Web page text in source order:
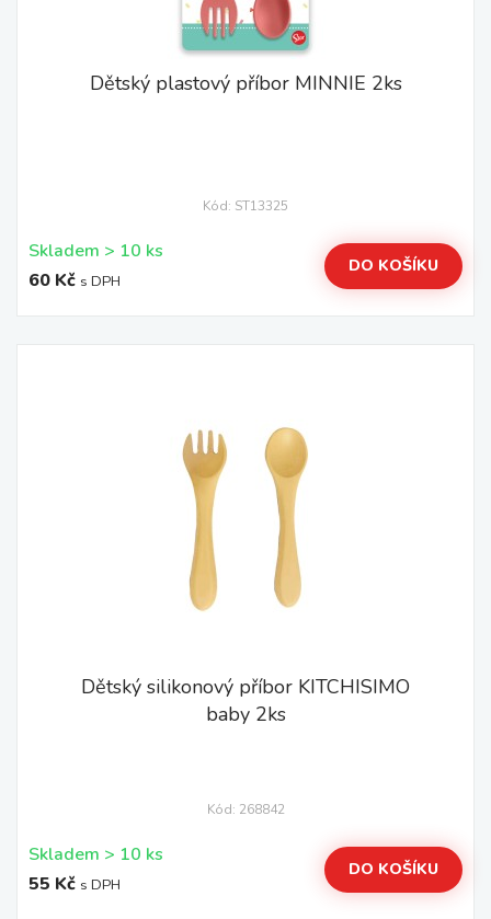
Dětský plastový příbor MINNIE 2ks
Kód: ST13325
Skladem > 10 ks
60 Kč s DPH
DO KOŠÍKU
Dětský silikonový příbor KITCHISIMO
baby 2ks
Kód: 268842
Skladem > 10 ks
55 Kč s DPH
DO KOŠÍKU